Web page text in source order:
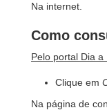
Na internet.
Como
Pelo portal Dia a
Clique em
Na página de